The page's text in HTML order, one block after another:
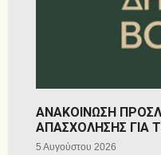
ΑΝΑΚΟΙΝΩΣΗ
ΑΠΑΣΧΟΛΗΣΗΣ ΓΙΑ
5 Αυγούστου 2026